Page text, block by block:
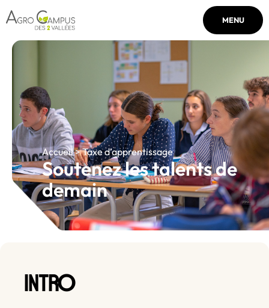
MENU
Accueil > Taxe d’apprentissage
Soutenez les talents de
demain
INTRO